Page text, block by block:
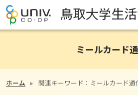
ミールカード
ホーム 関連キーワード：ミールカード通